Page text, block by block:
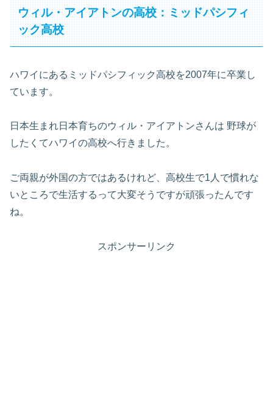
ウィル・アイアトンの高校：ミッドパシフィ
ック高校
ハワイにあるミッドパシフィック高校を2007年に卒業し
ています。
日本生まれ日本育ちのウィル・アイアトンさんは 野球が
したくてハワイの高校へ行きました。
ご両親が外国の方ではあるけれど、高校生で1人で慣れな
いところで生活するって大変そうですが頑張ったんです
ね。
スポンサーリンク